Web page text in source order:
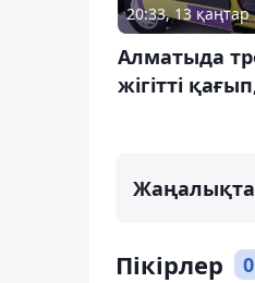
20:33, 13 қаңтар
Алматыда
жігітті
Пікірлер 0